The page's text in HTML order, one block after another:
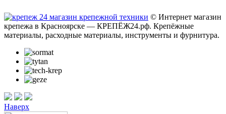
© Интернет магазин
крепежа в Красноярске — КРЕПЁЖ24.рф. Крепёжные
материалы, расходные материалы, инструменты и фурнитура.
Наверх